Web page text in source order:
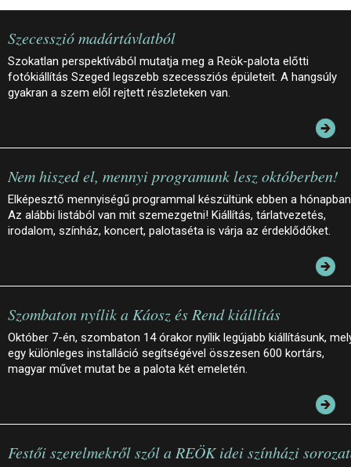
Szecesszió madártávlatból
Szokatlan perspektívából mutatja meg a Reök-palota előtti
fotókiállítás Szeged legszebb szecessziós épületeit. A hangsúly
gyakran a szem elől rejtett részleteken van.
Nem hiszed el, mennyi programunk lesz októberben!
Elképesztő mennyiségű programmal készültünk ebben a
Az alábbi listából van mit szemezgetni! Kiállítás, tárlatvezetés,
irodalom, színház, koncert, palotaséta is várja az érdeklődőket.
Szombaton nyílik a Káosz és Rend kiállítás
Október 7-én, szombaton 14 órakor nyílik legújabb kiállításunk,
egy különleges installáció segítségével összesen 600 kortárs,
magyar művet mutat be a palota két emeletén.
Festői szerelmekről szól a REÖK idei színházi